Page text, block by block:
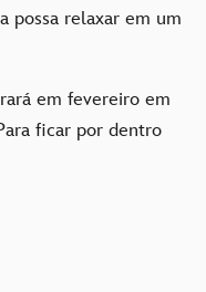
possa relaxar em um
em fevereiro em
ficar por dentro